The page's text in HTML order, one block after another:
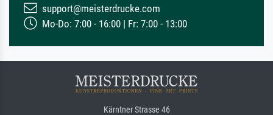
support@meisterdrucke.com
Mo-Do: 7:00 - 16:00 | Fr: 7:00 - 13:00
Kärntner Strasse 46